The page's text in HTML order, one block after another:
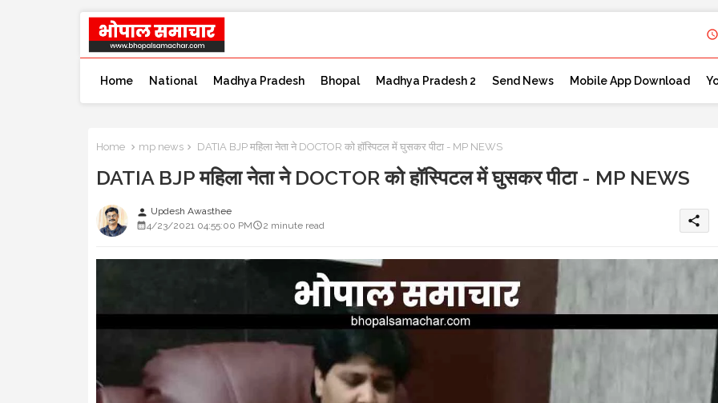
Home National Madhya Pradesh Bhopal Madhya Pradesh 2 Send News Mobile App Download
Home mp news DATIA BJP महिला नेता ने DOCTOR को हॉस्पिटल में घुसकर पीटा - MP NEWS
DATIA BJP महिला नेता ने DOCTOR को हॉस्पिटल में घुसकर पीटा - MP NEWS
person Updesh Awasthee
4/23/2021 04:55:00 PM
2 minute read share